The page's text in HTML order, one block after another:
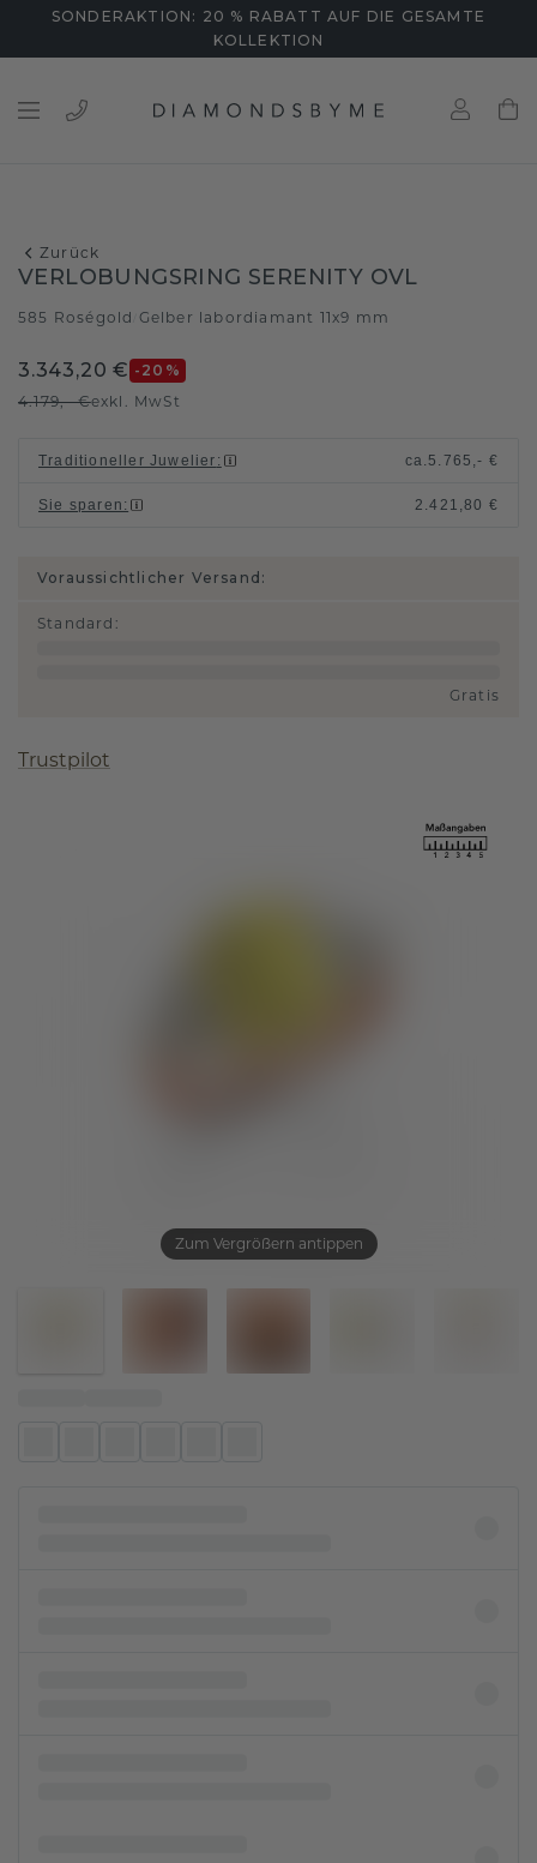
SONDERAKTION: 20 % RABATT AUF DIE GESAMTE
KOLLEKTION
Zurück
Zum Vergrößern antippen
VERLOBUNGSRING SERENITY OVL
585 Roségold Gelber labordiamant 11x9 mm
3.343,20 € -20 %
4.179,- €exkl. MwSt
Traditioneller Juwelier : ca.5.765,- €
Sie sparen : 2.421,80 €
Voraussichtlicher Versand:
Standard :
Gratis
Trustpilot